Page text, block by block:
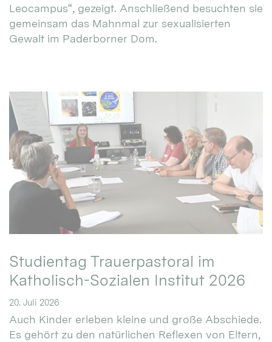
Leocampus“, gezeigt. Anschließend besuchten sie
gemeinsam das Mahnmal zur sexualisierten
Gewalt im Paderborner Dom.
Studientag Trauerpastoral im
Katholisch-Sozialen Institut 2026
20. Juli 2026
Auch Kinder erleben kleine und große Abschiede.
Es gehört zu den natürlichen Reflexen von Eltern,